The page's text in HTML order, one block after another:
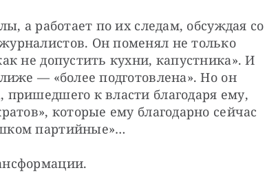
а работает по их следам, обсуждая со
Он поменял не только
не допустить кухни, капустника». И
— «более подготовлена». Но он
к власти благодаря ему,
которые ему благодарно сейчас
партийные»…